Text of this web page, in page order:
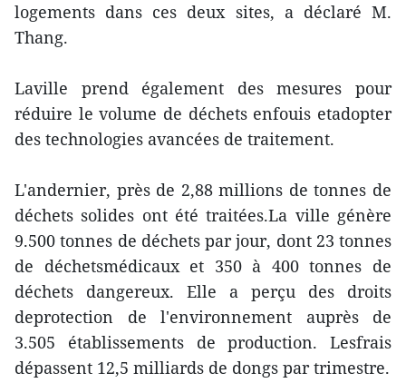
logements dans ces deux sites, a déclaré M.
Thang.
Laville prend également des mesures pour
réduire le volume de déchets enfouis etadopter
des technologies avancées de traitement.
L'andernier, près de 2,88 millions de tonnes de
déchets solides ont été traitées.La ville génère
9.500 tonnes de déchets par jour, dont 23 tonnes
de déchetsmédicaux et 350 à 400 tonnes de
déchets dangereux. Elle a perçu des droits
deprotection de l'environnement auprès de
3.505 établissements de production. Lesfrais
dépassent 12,5 milliards de dongs par trimestre.